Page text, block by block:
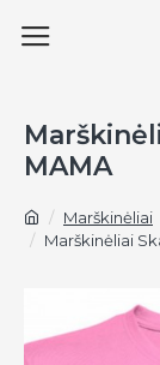
Marškinėliai
Marškinėliai
MAMA